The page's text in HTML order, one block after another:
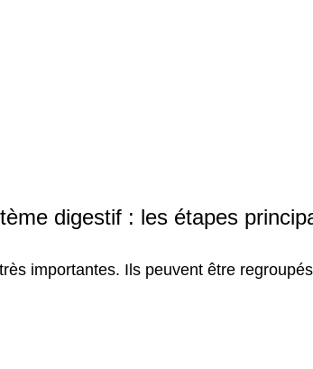
digestif : les étapes
importantes. Ils peuvent être